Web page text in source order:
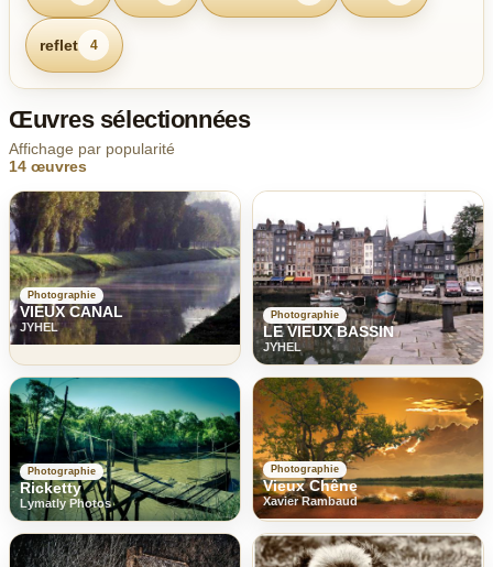
reflet 4
Œuvres sélectionnées
Affichage par popularité
14 œuvres
Photographie
VIEUX CANAL
JYHEL
Photographie
LE VIEUX BASSIN
JYHEL
Photographie
Ricketty
Lymatly Photos
Photographie
Vieux Chêne
Xavier Rambaud